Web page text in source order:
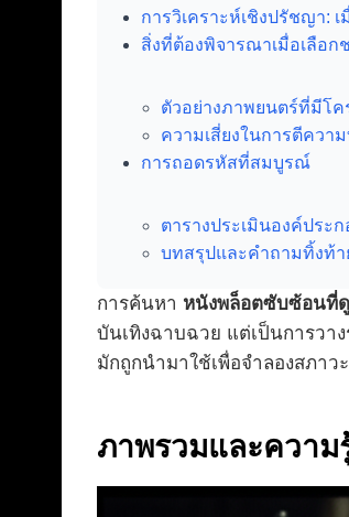
การวิเคราะห์เชิงปรัชญา:
สิ่งที่ต้องพิจารณาเมื่อเลือก
ตัวอย่างภาพยนตร์ที่มีโค
ความเสี่ยงในการตีควา
การถอดรหัสที่สมบูรณ์
ตารางประเมินองค์ประ
บทสรุปและคำถามทิ้งท้า
การค้นหา หนังพล็อตซับซ้อนที่
บันเทิงฉาบฉวย แต่เป็นการวา
มักถูกนำมาใช้เพื่อจำลองสภา
ภาพรวมและความ